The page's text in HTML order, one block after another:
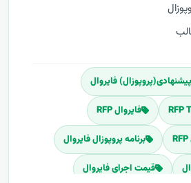
فایروال
فایروال RFP
برنامه پروپوزال فایروال
قیمت اجرای فایروال